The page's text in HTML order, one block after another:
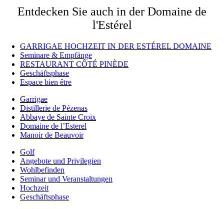
Entdecken Sie auch in der Domaine de
l'Estérel
GARRIGAE HOCHZEIT IN DER ESTÉREL DOMAINE
Seminare & Empfänge
RESTAURANT CÔTÉ PINÈDE
Geschäftsphase
Espace bien être
Garrigae
Distillerie de Pézenas
Abbaye de Sainte Croix
Domaine de l’Esterel
Manoir de Beauvoir
Golf
Angebote und Privilegien
Wohlbefinden
Seminar und Veranstaltungen
Hochzeit
Geschäftsphase